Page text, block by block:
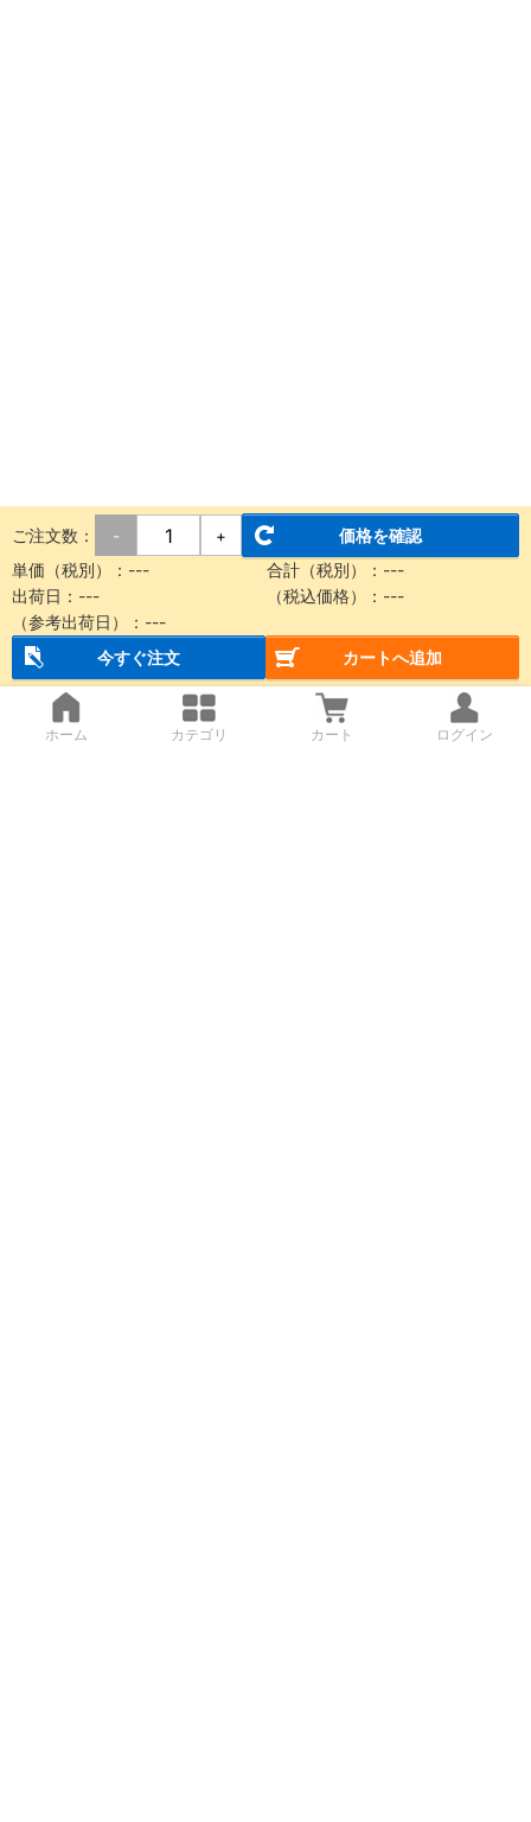
ご注文数： - +
価格を確認
単価（税別）： --- 合計（税別）： ---
出荷日： --- （税込価格）： ---
（参考出荷日）： ---
今すぐ注文
カートへ追加
ホーム カテゴリ カート ログイン